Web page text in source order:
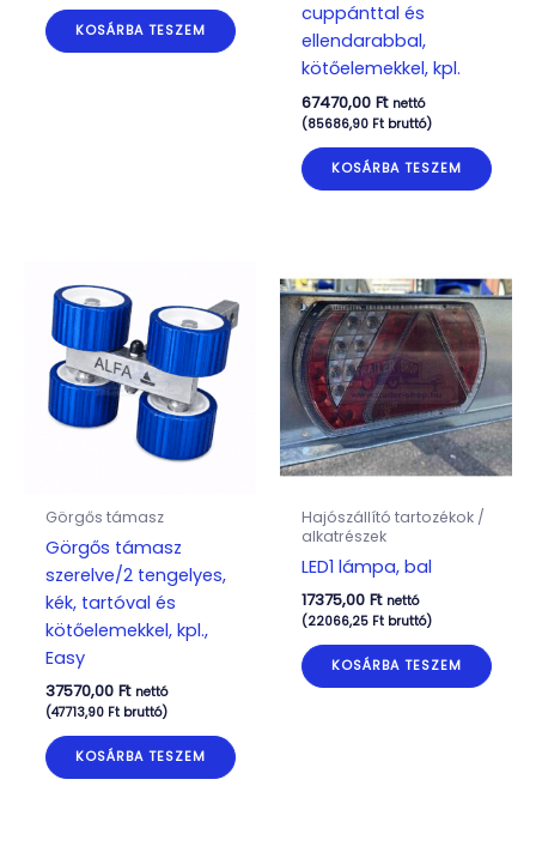
KOSÁRBA TESZEM
cuppánttal és
ellendarabbal,
kötőelemekkel, kpl.
67470,00 Ft nettó
(85686,90 Ftbruttó)
KOSÁRBA TESZEM
Görgős támasz
Görgős támasz
szerelve/2 tengelyes,
kék, tartóval és
kötőelemekkel, kpl.,
Easy
37570,00 Ft nettó
(47713,90 Ftbruttó)
KOSÁRBA TESZEM
Hajószállító tartozékok /
alkatrészek
LED1 lámpa, bal
17375,00 Ft nettó
(22066,25 Ftbruttó)
KOSÁRBA TESZEM